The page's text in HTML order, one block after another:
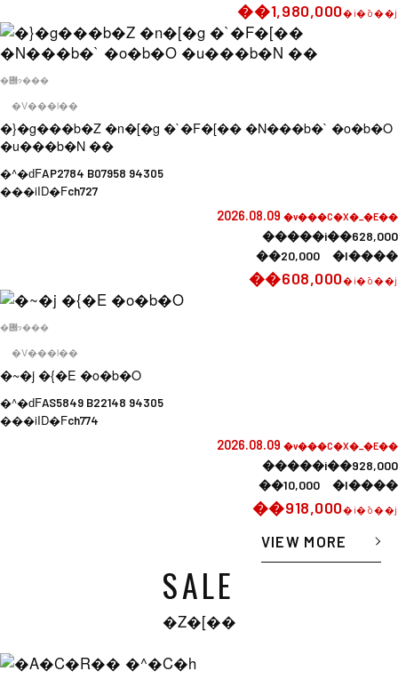
��1,980,000�i�ō��j
�݌ɂ���
�V���l��
�}�g���b�Z �n�[�g �`�F�[�� �N���b�` �o�b�O
�u���b�N ��
�^�ԁFAP2784 B07958 94305
���iID�Fch727
2026.08.09 �v���C�X�_�E��
�����i��628,000
��20,000 �l����
��608,000�i�ō��j
�݌ɂ���
�V���l��
�~�j �{�E �o�b�O
�^�ԁFAS5849 B22148 94305
���iID�Fch774
2026.08.09 �v���C�X�_�E��
�����i��928,000
��10,000 �l����
��918,000�i�ō��j
VIEW MORE
SALE
�Z�[��